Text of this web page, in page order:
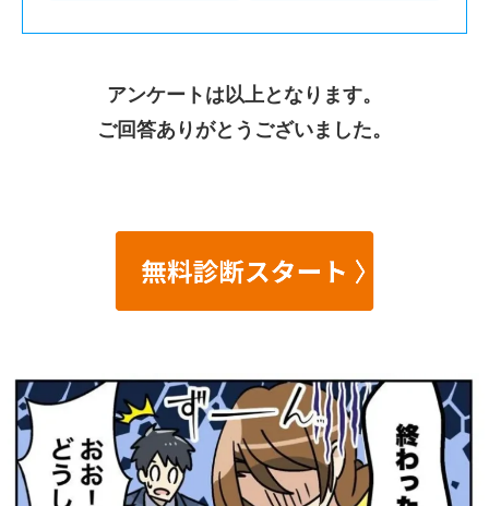
アンケートは以上となります。
ご回答ありがとうございました。